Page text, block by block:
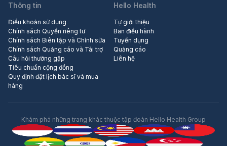
Thông tin
Điều khoản sử dụng
Chính sách Quyền riêng tư
Chính sách Biên tập và Chỉnh sửa
Chính sách Quảng cáo và Tài trợ
Câu hỏi thường gặp
Tiêu chuẩn cộng đồng
Quy định đặt lịch bác sĩ và mua
hàng
Hello Health
Tự giới thiệu
Ban điều hành
Tuyển dụng
Quảng cáo
Liên hệ
Khám phá những trang khác thuộc tập đoàn Hello Health Group